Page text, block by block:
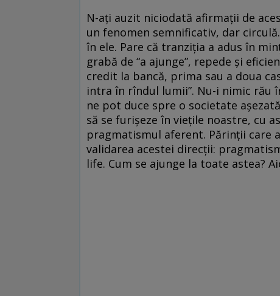
N-aţi auzit niciodată afirmaţii de
un fenomen semnificativ, dar
în ele. Pare că tranziţia a adus în
grabă de “a ajunge”, repede şi
credit la bancă, prima sau a doua
intra în rîndul lumii”. Nu-i nimic rău
ne pot duce spre o societate
să se furişeze în vieţile noastre, cu
pragmatismul aferent. Părinţii care
validarea acestei direcţii:
life. Cum se ajunge la toate astea?